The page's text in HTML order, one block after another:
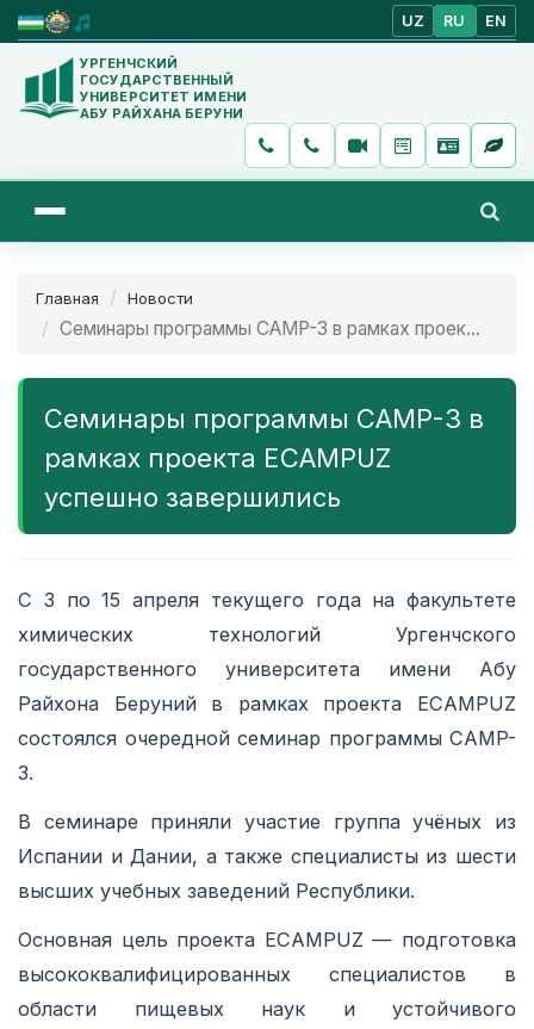
UZ RU EN
УРГЕНЧСКИЙ
ГОСУДАРСТВЕННЫЙ
УНИВЕРСИТЕТ ИМЕНИ
АБУ РАЙХАНА БЕРУНИ
Главная Новости
Семинары программы CAMP-3 в рамках проек...
Семинары программы CAMP-3 в
рамках проекта ECAMPUZ
успешно завершились
С 3 по 15 апреля текущего года на факультете
химических технологий Ургенчского
государственного университета имени Абу
Райхона Беруний в рамках проекта ECAMPUZ
состоялся очередной семинар программы CAMP-
3.
В семинаре приняли участие группа учёных из
Испании и Дании, а также специалисты из шести
высших учебных заведений Республики.
Основная цель проекта ECAMPUZ — подготовка
высококвалифицированных специалистов в
области пищевых наук и устойчивого